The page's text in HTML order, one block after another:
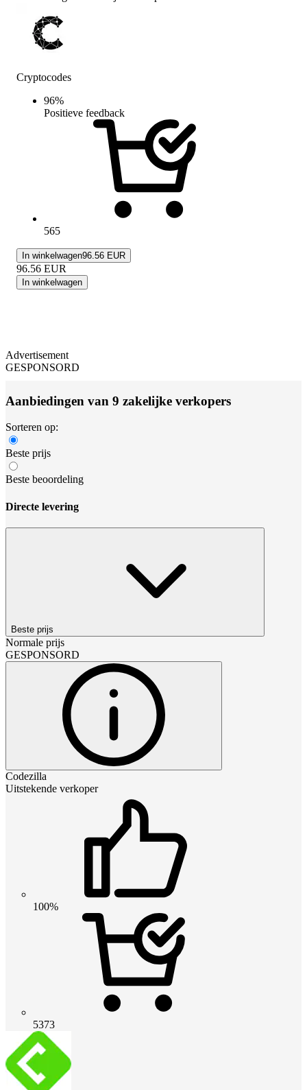
Cryptocodes
96%
Positieve feedback
565
In winkelwagen96.56 EUR
96.56 EUR
In winkelwagen
Advertisement
GESPONSORD
Aanbiedingen van 9 zakelijke verkopers
Sorteren op:
Beste prijs
Beste beoordeling
Directe levering
Beste prijs
Normale prijs
GESPONSORD
Codezilla
Uitstekende verkoper
100%
5373